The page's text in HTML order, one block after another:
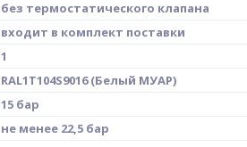
без термостатического клапана
входит в комплект поставки
1
RAL1T104S9016 (Белый МУАР)
15 бар
не менее 22,5 бар